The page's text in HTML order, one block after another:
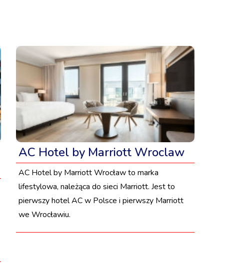
AC Hotel by Marriott Wroclaw
AC Hotel by Marriott Wrocław to marka
lifestylowa, należąca do sieci Marriott. Jest to
pierwszy hotel AC w Polsce i pierwszy Marriott
we Wrocławiu.